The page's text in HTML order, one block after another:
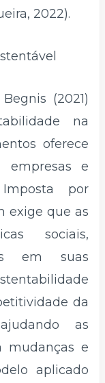
2022).
(2021)
na
oferece
empresas e
por
exige que as
sociais,
em suas
da
as
mudanças e
aplicado